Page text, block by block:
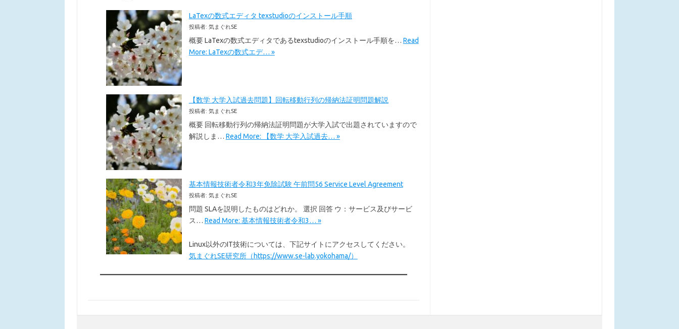
LaTexの数式エディタ texstudioのインストール手順
投稿者: 気まぐれSE
概要 LaTexの数式エディタであるtexstudioのインストール手順を… Read
More: LaTexの数式エデ… »
【数学 大学入試過去問題】回転移動行列の帰納法証明問題解説
投稿者: 気まぐれSE
概要 回転移動行列の帰納法証明問題が大学入試で出題されていますので
解説しま… Read More: 【数学 大学入試過去… »
基本情報技術者令和3年免除試験 午前問56 Service Level Agreement
投稿者: 気まぐれSE
問題 SLAを説明したものはどれか。 選択 回答 ウ：サービス及びサービ
ス… Read More: 基本情報技術者令和3… »
Linux以外のIT技術については、下記サイトにアクセスしてください。
気まぐれSE研究所（https://www.se-lab.yokohama/）